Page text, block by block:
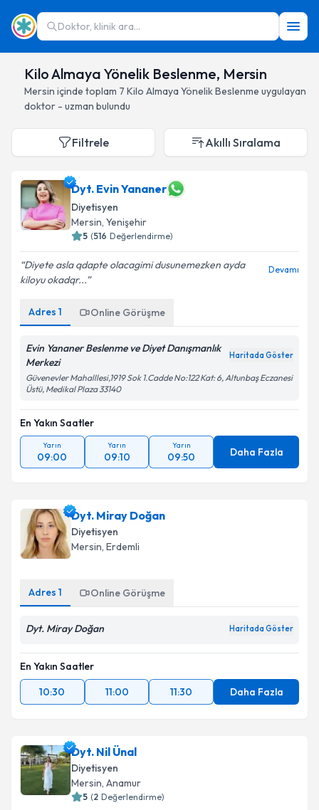
Doktor, klinik ara...
Kilo Almaya Yönelik Beslenme, Mersin
Mersin içinde toplam 7 Kilo Almaya Yönelik Beslenme uygulayan
doktor - uzman bulundu
Filtrele Akıllı Sıralama
Dyt. Evin Yananer
Diyetisyen
Mersin, Yenişehir
5 (516 Değerlendirme)
Diyete asla qdapte olacagimi dusunemezken ayda
kiloyu okadqr...
Devamı
Adres 1 Online Görüşme
Evin Yananer Beslenme ve Diyet Danışmanlık
Merkezi
Haritada Göster
Güvenevler Mahalllesi,1919 Sok 1.Cadde No:122 Kat: 6, Altunbaş Eczanesi
Üstü, Medikal Plaza 33140
En Yakın Saatler
Yarın
09:00
Yarın
09:10
Yarın
09:50 Daha Fazla
Dyt. Miray Doğan
Diyetisyen
Mersin, Erdemli
Adres 1 Online Görüşme
Dyt. Miray Doğan Haritada Göster
En Yakın Saatler
10:30
11:00 11:30 Daha Fazla
Dyt. Nil Ünal
Diyetisyen
Mersin, Anamur
5 (2 Değerlendirme)